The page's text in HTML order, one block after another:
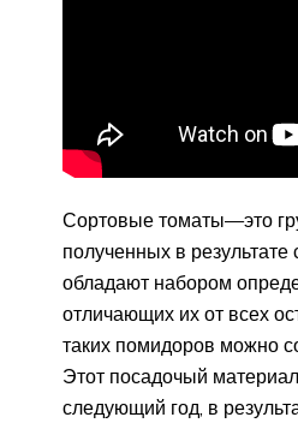
Сортовые томаты—это
полученных в результате
обладают набором
отличающих их от всех
таких помидоров можно
Этот посадочый
следующий год, в